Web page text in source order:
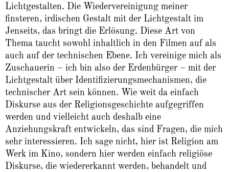
Lichtgestalten. Die Wiedervereinigung meiner
finsteren, irdischen Gestalt mit der Lichtgestalt im
Jenseits, das bringt die Erlösung. Diese Art von
Thema taucht sowohl inhaltlich in den Filmen auf als
auch auf der technischen Ebene. Ich vereinige mich als
Zuschauerin – ich bin also der Erdenbürger – mit der
Lichtgestalt über Identifizierungsmechanismen, die
technischer Art sein können. Wie weit da einfach
Diskurse aus der Religionsgeschichte aufgegriffen
werden und vielleicht auch deshalb eine
Anziehungskraft entwickeln, das sind Fragen, die mich
sehr interessieren. Ich sage nicht, hier ist Religion am
Werk im Kino, sondern hier werden einfach religiöse
Diskurse, die wiedererkannt werden, behandelt und